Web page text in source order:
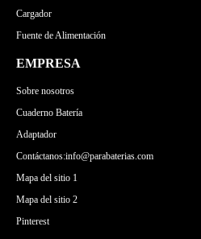
Cargador
Fuente de Alimentación
EMPRESA
Sobre nosotros
Cuaderno Batería
Adaptador
Contáctanos:info@parabaterias.com
Mapa del sitio 1
Mapa del sitio 2
Pinterest